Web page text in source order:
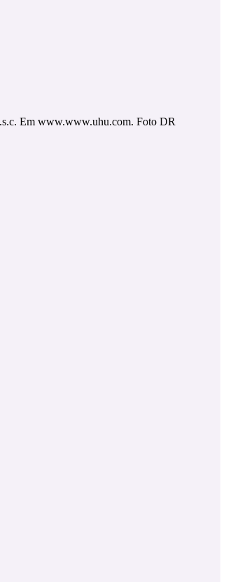
Em www.www.uhu.com. Foto DR